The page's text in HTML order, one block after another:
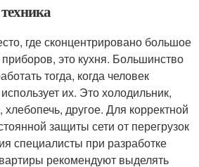
где сконцентрировано большое
это кухня. Большинство
тогда, когда человек
их. Это холодильник,
хлебопечь, другое. Для корректной
защиты сети от перегрузок
специалисты при разработке
рекомендуют выделять